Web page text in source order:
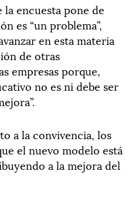
encuesta pone de
es “un problema”,
en esta materia
de otras
empresas porque,
no es ni debe ser
a la convivencia, los
el nuevo modelo está
a la mejora del